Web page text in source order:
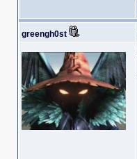
greengh0st